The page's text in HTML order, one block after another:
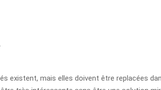
existent, mais elles doivent être replacées